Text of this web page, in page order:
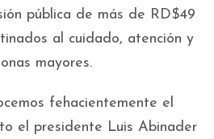
pública de más de RD$49
al cuidado, atención y
mayores.
fehacientemente el
el presidente Luis Abinader